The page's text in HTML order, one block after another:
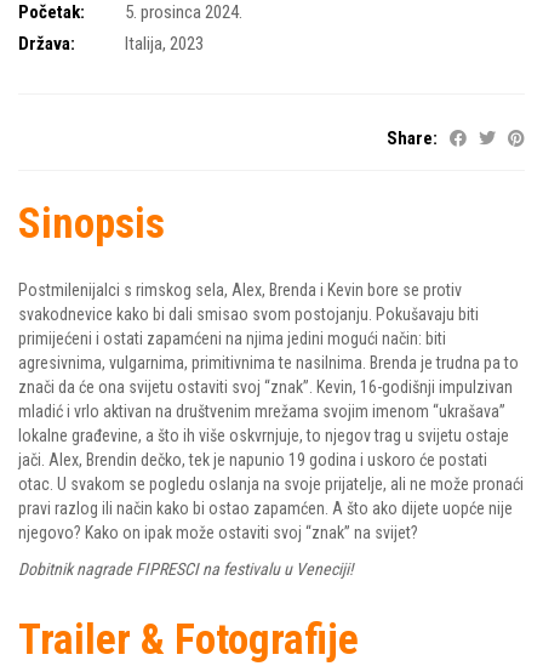
Početak:
5. prosinca 2024.
Država:
Italija, 2023
Share:
Sinopsis
Postmilenijalci s rimskog sela, Alex, Brenda i Kevin bore se protiv
svakodnevice kako bi dali smisao svom postojanju. Pokušavaju biti
primijećeni i ostati zapamćeni na njima jedini mogući način: biti
agresivnima, vulgarnima, primitivnima te nasilnima. Brenda je trudna pa to
znači da će ona svijetu ostaviti svoj “znak”. Kevin, 16-godišnji impulzivan
mladić i vrlo aktivan na društvenim mrežama svojim imenom “ukrašava”
lokalne građevine, a što ih više oskvrnjuje, to njegov trag u svijetu ostaje
jači. Alex, Brendin dečko, tek je napunio 19 godina i uskoro će postati
otac. U svakom se pogledu oslanja na svoje prijatelje, ali ne može pronaći
pravi razlog ili način kako bi ostao zapamćen. A što ako dijete uopće nije
njegovo? Kako on ipak može ostaviti svoj “znak” na svijet?
Dobitnik nagrade FIPRESCI na festivalu u Veneciji!
Trailer & Fotografije